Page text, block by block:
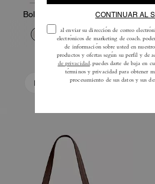
Bolso Hobo Hamptons
210 € 350 €
Añadir A La Cesta